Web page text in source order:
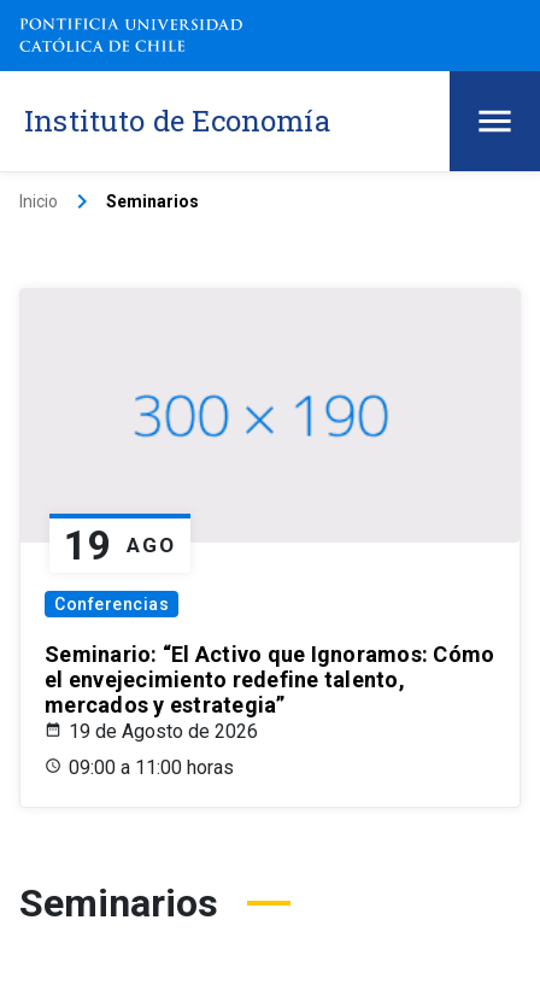
Instituto de Economía
Inicio keyboard_arrow_right Seminarios
19 AGO
Conferencias
Seminario: “El Activo que Ignoramos: Cómo
el envejecimiento redefine talento,
mercados y estrategia”
19 de Agosto de 2026
09:00 a 11:00 horas
Seminarios